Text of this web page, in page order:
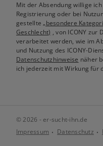
Mit der Absendung willige
Registrierung oder bei
gestellte„besondere
Geschlecht) , von ICONY zur
verarbeitet werden, wie im
und Nutzung des ICONY-
Datenschutzhinweise näher
ich jederzeit mit Wirkung für
© 2026 - er-sucht-ihn.de
Impressum
Datenschutz